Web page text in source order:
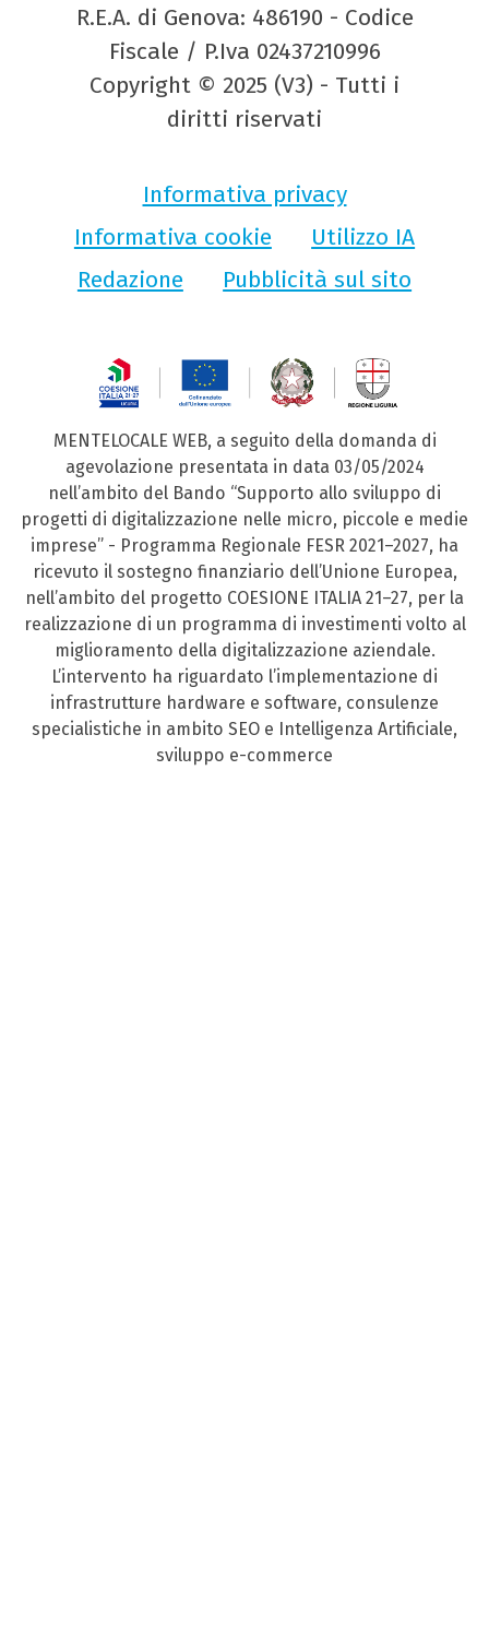
R.E.A. di Genova: 486190 - Codice
Fiscale / P.Iva 02437210996
Copyright © 2025 (V3) - Tutti i
diritti riservati
Informativa privacy
Informativa cookie
Utilizzo IA
Redazione
Pubblicità sul sito
MENTELOCALE WEB, a seguito della domanda di
agevolazione presentata in data 03/05/2024
nell’ambito del Bando “Supporto allo sviluppo di
progetti di digitalizzazione nelle micro, piccole e medie
imprese” - Programma Regionale FESR 2021–2027, ha
ricevuto il sostegno finanziario dell’Unione Europea,
nell’ambito del progetto COESIONE ITALIA 21–27, per la
realizzazione di un programma di investimenti volto al
miglioramento della digitalizzazione aziendale.
L’intervento ha riguardato l’implementazione di
infrastrutture hardware e software, consulenze
specialistiche in ambito SEO e Intelligenza Artificiale,
sviluppo e-commerce